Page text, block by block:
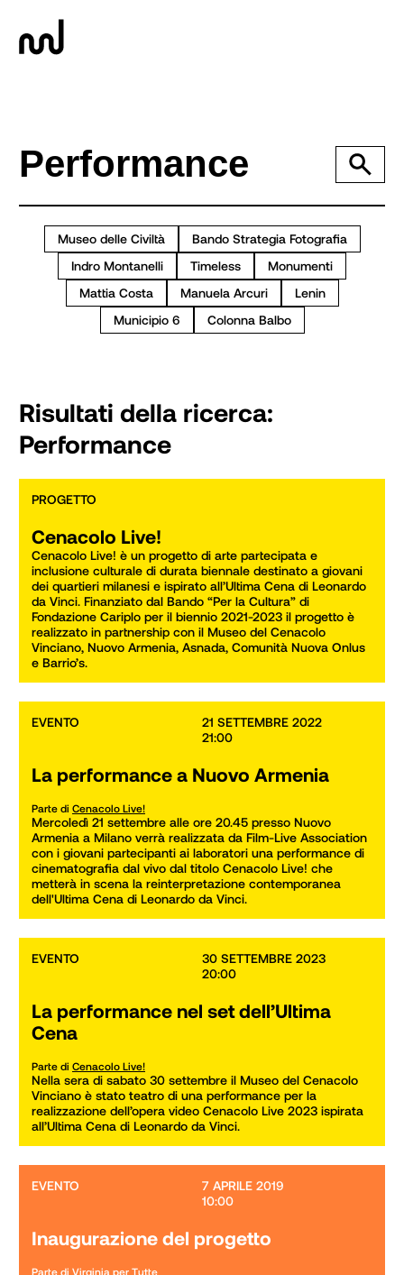
Museo delle Civiltà
Bando Strategia Fotografia
Indro Montanelli
Timeless
Monumenti
Mattia Costa
Manuela Arcuri
Lenin
Municipio 6
Colonna Balbo
Risultati della ricerca:
Performance
PROGETTO
Cenacolo Live!
Cenacolo Live! è un progetto di arte partecipata e
inclusione culturale di durata biennale destinato a giovani
dei quartieri milanesi e ispirato all’Ultima Cena di Leonardo
da Vinci. Finanziato dal Bando “Per la Cultura” di
Fondazione Cariplo per il biennio 2021-2023 il progetto è
realizzato in partnership con il Museo del Cenacolo
Vinciano, Nuovo Armenia, Asnada, Comunità Nuova Onlus
e Barrio’s.
EVENTO
21 SETTEMBRE 2022
21:00
La performance a Nuovo Armenia
Parte di Cenacolo Live!
Mercoledì 21 settembre alle ore 20.45 presso Nuovo
Armenia a Milano verrà realizzata da Film-Live Association
con i giovani partecipanti ai laboratori una performance di
cinematografia dal vivo dal titolo Cenacolo Live! che
metterà in scena la reinterpretazione contemporanea
dell'Ultima Cena di Leonardo da Vinci.
EVENTO
30 SETTEMBRE 2023
20:00
La performance nel set dell’Ultima
Cena
Parte di Cenacolo Live!
Nella sera di sabato 30 settembre il Museo del Cenacolo
Vinciano è stato teatro di una performance per la
realizzazione dell’opera video Cenacolo Live 2023 ispirata
all’Ultima Cena di Leonardo da Vinci.
EVENTO
7 APRILE 2019
10:00
Inaugurazione del progetto
Parte di Virginia per Tutte